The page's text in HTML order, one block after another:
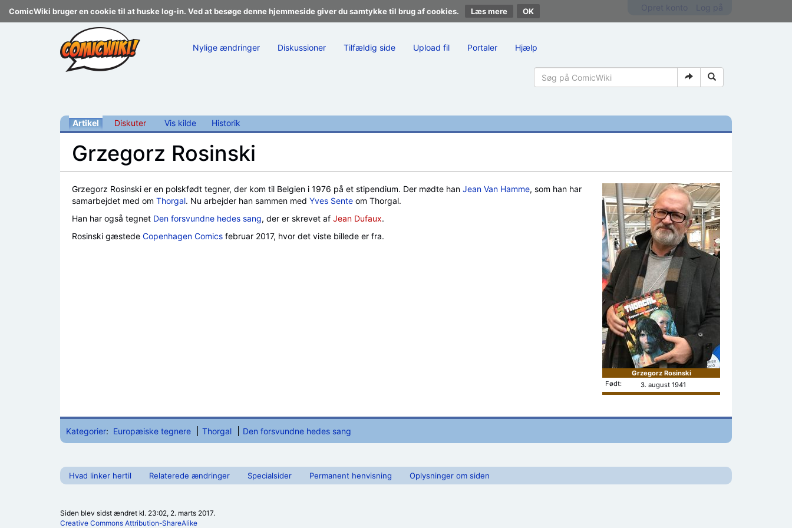
ComicWiki bruger en cookie til at huske log-in. Ved at besøge denne hjemmeside giver du samtykke til brug af cookies. Læs mere
Nylige ændringer Diskussioner Tilfældig side Upload fil Portaler Hjælp
Artikel Diskuter Vis kilde Historik
Grzegorz Rosinski
Grzegorz Rosinski
Født:
3. august 1941
Grzegorz Rosinski er en polskfødt tegner, der kom til Belgien i 1976 på et stipendium. Der mødte han Jean Van Hamme, som han har
samarbejdet med om Thorgal. Nu arbejder han sammen med Yves Sente om Thorgal.
Han har også tegnet Den forsvundne hedes sang, der er skrevet af Jean Dufaux.
Rosinski gæstede Copenhagen Comics februar 2017, hvor det viste billede er fra.
Kategorier: Europæiske tegnere Thorgal Den forsvundne hedes sang
Hvad linker hertil Relaterede ændringer Specialsider Permanent henvisning Oplysninger om siden
Siden blev sidst ændret kl. 23:02, 2. marts 2017.
Creative Commons Attribution-ShareAlike